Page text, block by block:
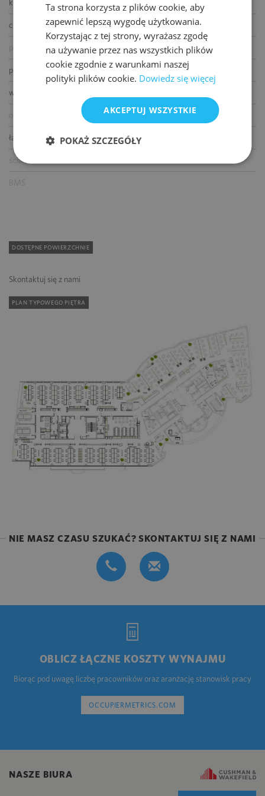
klimatyzacja
czujniki dymu i ciepła
podnoszone podłogi
podwieszane sufity
wykładziny
łącze światłowodowe
ścianki działowe
BMS
DOSTĘPNE POWIERZCHNIE
Skontaktuj się z nami
PLAN TYPOWEGO PIĘTRA
NIE MASZ CZASU SZUKAĆ? SKONTAKTUJ SIĘ Z NAMI
OBLICZ ŁĄCZNE KOSZTY WYNAJMU
Biorąc pod uwagę liczbę pracowników oraz aranżację stanowisk pracy
OCCUPIERMETRICS.COM
NASZE BIURA
ENGLISH
Ta strona korzysta z plików cookie, aby
zapewnić lepszą wygodę użytkowania.
Korzystając z tej strony, wyrażasz zgodę
na używanie przez nas wszystkich plików
cookie zgodnie z warunkami naszej
polityki plików cookie. Dowiedz się więcej
AKCEPTUJ WSZYSTKIE
POKAŻ SZCZEGÓŁY